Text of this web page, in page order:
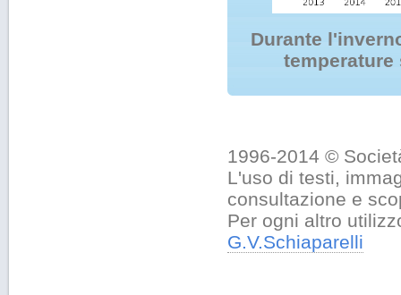
Durante
temperature
1996-2014 ©
L'uso di testi,
consultazione e
Per ogni altro
G.V.Schiaparelli